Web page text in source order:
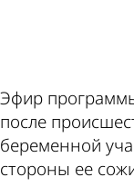
Эфир
после
беременной
стороны ее